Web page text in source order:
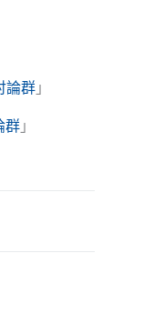
論群 」
群 」